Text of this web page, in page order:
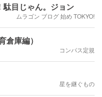
駄目じゃん。ジョン
ムラゴン ブログ 始め TOKYO!
倉庫編）
コンパス定規
星を継ぐもの